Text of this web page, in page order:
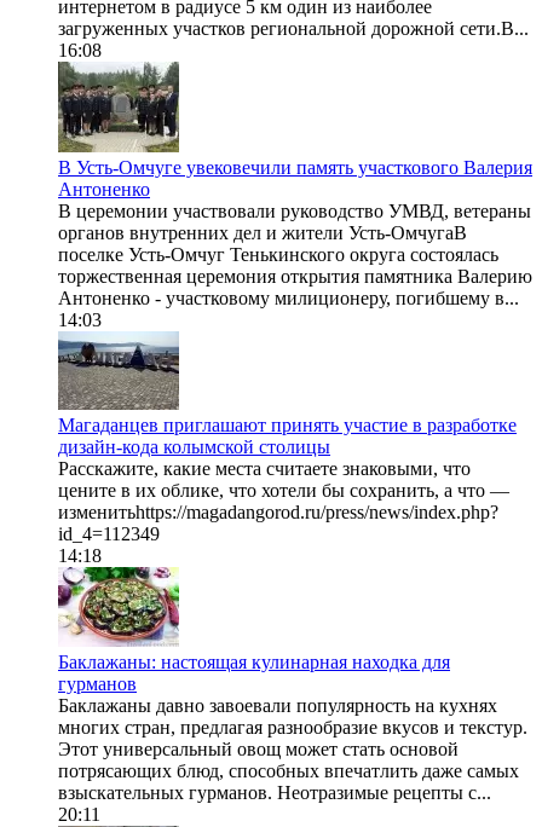
интернетом в радиусе 5 км один из наиболее
загруженных участков региональной дорожной сети.В...
16:08
В Усть-Омчуге увековечили память участкового Валерия
Антоненко
В церемонии участвовали руководство УМВД, ветераны
органов внутренних дел и жители Усть-ОмчугаВ
поселке Усть-Омчуг Тенькинского округа состоялась
торжественная церемония открытия памятника Валерию
Антоненко - участковому милиционеру, погибшему в...
14:03
Магаданцев приглашают принять участие в разработке
дизайн-кода колымской столицы
Расскажите, какие места считаете знаковыми, что
цените в их облике, что хотели бы сохранить, а что —
изменитьhttps://magadangorod.ru/press/news/index.php?
id_4=112349
14:18
Баклажаны: настоящая кулинарная находка для
гурманов
Баклажаны давно завоевали популярность на кухнях
многих стран, предлагая разнообразие вкусов и текстур.
Этот универсальный овощ может стать основой
потрясающих блюд, способных впечатлить даже самых
взыскательных гурманов. Неотразимые рецепты с...
20:11